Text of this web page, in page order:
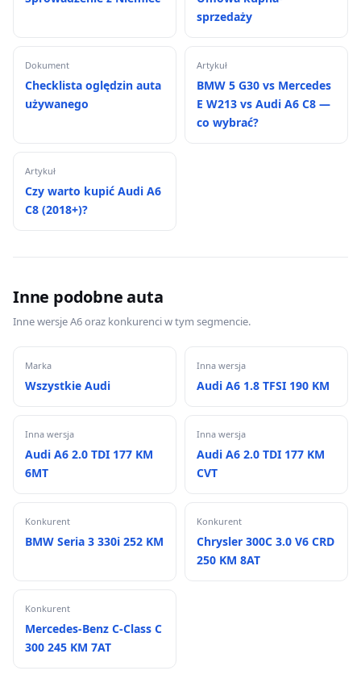
sprzedaży
Dokument
Checklista oględzin auta
używanego
Artykuł
BMW 5 G30 vs Mercedes
E W213 vs Audi A6 C8 —
co wybrać?
Artykuł
Czy warto kupić Audi A6
C8 (2018+)?
Inne podobne auta
Inne wersje A6 oraz konkurenci w tym segmencie.
Marka
Wszystkie Audi
Inna wersja
Audi A6 1.8 TFSI 190 KM
Inna wersja
Audi A6 2.0 TDI 177 KM
6MT
Inna wersja
Audi A6 2.0 TDI 177 KM
CVT
Konkurent
BMW Seria 3 330i 252 KM
Konkurent
Chrysler 300C 3.0 V6 CRD
250 KM 8AT
Konkurent
Mercedes-Benz C-Class C
300 245 KM 7AT